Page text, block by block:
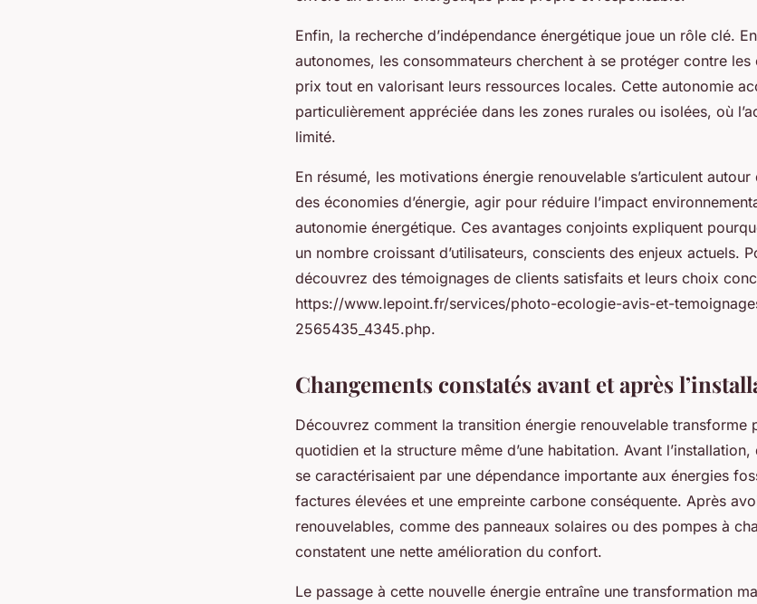
Enfin, la recherche d’indépendance énergétique joue un rôle clé.
autonomes, les consommateurs cherchent à se protéger contre les
prix tout en valorisant leurs ressources locales. Cette autonomie
particulièrement appréciée dans les zones rurales ou isolées, où
limité.
En résumé, les motivations énergie renouvelable s’articulent
des économies d’énergie, agir pour réduire l’impact
autonomie énergétique. Ces avantages conjoints expliquent
un nombre croissant d’utilisateurs, conscients des enjeux actuels.
découvrez des témoignages de clients satisfaits et leurs choix
https://www.lepoint.fr/services/photo-ecologie-avis-et-
2565435_4345.php.
Changements constatés avant et après
Découvrez comment la transition énergie renouvelable transforme
quotidien et la structure même d’une habitation. Avant
se caractérisaient par une dépendance importante aux énergies
factures élevées et une empreinte carbone conséquente. Après
renouvelables, comme des panneaux solaires ou des pompes à
constatent une nette amélioration du confort.
Le passage à cette nouvelle énergie entraîne une transformation